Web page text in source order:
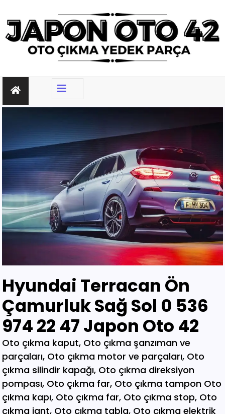
Hyundai Terracan Ön
Çamurluk Sağ Sol 0 536
974 22 47 Japon Oto 42
Oto çıkma kaput, Oto çıkma şanzıman ve parçaları, Oto çıkma motor ve parçaları, Oto çıkma silindir kapağı, Oto çıkma direksiyon pompası, Oto çıkma far, Oto çıkma tampon Oto çıkma kapı, Oto çıkma far, Oto çıkma stop, Oto çıkma jant, Oto çıkma tabla, Oto çıkma elektrik tesisatı, Oto çıkma motor tesisatı, Oto çıkma marş dinamosu, Oto çıkma şarz dinamosu, Oto çıkma bobin, Oto çıkma enjektör, Oto çıkma karbüratör, Oto çıkma şamandıra , Oto çıkma yakıt pompası, Oto çıkma eksoz, Oto çıkma manifold, Oto çıkma katalizör, Oto çıkma beyin, Oto çıkma airbag, Oto çıkma sigorta, Oto çıkma sinyal, Oto hava filitre kazanı, Oto çıkma yağ filtresi, Oto çıkma yakıt filtresi, Oto çıkma debriyaj seti, Oto çıkma fren seti, Oto çıkma kampana, Oto çıkma körük, Oto çıkma fan, Oto çıkma fan davlumbazı, Oto çıkma soğutucu, Oto çıkma radyatör, Oto çıkma klima kompresörü, Oto çıkma bagaj, Oto çıkma su radyatörünü, Oto çıkma klima radyatörü, Oto çıkma interkol radyatörü, Oto çıkma cam, Oto çıkma çamurluk, Oto çıkma davlumbaz, Oto çıkma güneşlik, Oto çıkma kapı kolu, Oto çıkma kapı saçı, Oto çıkma karter, Oto kesme marşpiyel, Oto çıkma panel, Oto çıkma panjur , Oto çıkma sunroof, Oto çıkma arka tampon, Oto çıkma ön tampon, Oto çıkma ayna, Oto çıkma amartisör, Oto çıkma el freni, Oto çıkma el fren tabancası, Oto çıkma direksiyon simidi, Oto çıkma koltuk, Oto çıkma vites topuzu, Oto çıkma göğüs, Oto çıkma torpido, Oto çıkma kilometre saati, Oto çıkma dingil, Oto çıkma blok, Oto çıkma motor bloğu, Oto çıkma krank, Oto çıkma eksantrik mili, Oto çıkma gaz kelebeği, Oto çıkma kompresör, Oto çıkma mafsal, Oto çıkma motor kulağı, Oto çıkma motor, Oto çıkma piston kolu, Oto çıkma segman, Oto çıkma rulman, Oto çıkma turbo, Oto çıkma yağ pompası, Oto çıkma şanzıman dişlisi, Oto çıkma mafsal, Oto çıkma sekromenç, Oto çıkma türbin, Oto çıkma volant, Oto çıkma aks, Oto çıkma akis, Oto çıkma direksiyon kutusu, Oto çıkma direksiyon mili, Oto çıkma helezyon yayı, Oto çıkma körük, Oto çıkma porya, Oto çıkma sis çerçevesi, Oto çıkma kapı menteşesi, Oto çıkma sis farı, Oto çıkma difaransiyel, Oto çıkma traves, Oto çıkma cam motoru, Oto çıkma sinyal, Oto çıkma cam düğmesi, Oto çıkma kapı döşemesi, Oto çıkma cam kirkosu, Oto çıkma kalorifer kutusu, Oto çıkma beşik, Oto çıkma filtre, Oto çıkma konsül, Oto çıkma tampon demiri, Oto çıkma kapı kilidi, Oto çıkma motor takozu, Oto çıkma kampana, Oto çıkma gösterge paneli, Oto çıkma taşıyıcı, Oto kesme tavan, Oto kesme marşpiyel, Oto kesme çamurluk, Oto kesme yarım arka, Oto çıkma hava akış metresi, Oto çıkma vestenhaouse, Oto çıkma vestibhouse, Oto çıkma park sensörü Oto çıkma kapı fitilleri, Oto çıkma cam düğmesi, Oto çıkma motor takozu, Oto çıkma vites topuzu, Oto çıkma far beyni, Oto çıkma motor beyni, Oto çıkma airbag beyni, Oto çıkma abs beyni, Oto çıkma şanzıman beyni, Oto parça, Oto çıkma yedek parça, Oto oto yedek parça, Oto sigorta kutusu, Oto çıkma su bidonu, Oto çıkma teyp, Oto çıkma cd çalar, Oto çıkma rölanti ayarlayıcı, Oto çıkma kolon kilidi, Oto çıkma kapı kilidi, Oto çıkma kapı iç açma kolu, Oto çıkma kapı çıtası, Oto çıkma tavan çıtası, Oto çıkma krank kasnağı, Oto çıkma eksantrik kasnağı, Oto çıkma alt travers, Oto çıkma arka dingil, Oto çıkma fren merkezi, Oto çıkma imop kutus, Oto çıkma sigorta tablası, Oto çıkma klima ekranı, Oto çıkma vakum, Oto çıkma orta havalandırma, Oto çıkma radyo ekranı, Oto çıkma yağ pompası, Oto çıkma şanzıman kulağı, Oto çıkma debriyaj bilyası, Oto çıkma direksiyon spotu, Oto çıkma direksiyon sargısı, Oto çıkma airbag sargısı, Oto çıkma tesisat kablosu, Oto çıkma klima paneli, Oto çıkma ön kapı, Oto çıkma arka kapı, Oto çıkma baskı balata, Oto çıkma volant, Oto çıkma yedek parça, Oto çıkma parça, Oto oto yedek parça, Oto parça, Çıkma parça, Oto çıkma parçaları, Çıkma parçaları, Oto yedek parça, Oto çıkma şanzıman, Oto çıkma hoparlör, Oto çıkma fren vakum, Oto çıkma map sensösrü, Oto çıkma cam silgi motoru, Oto çıkma cam silgi kolu, Oto çıkma flaşö, Oto çıkma vites levyesi, Oto çıkma turbo basınç Oto çıkma vestinghouse, Oto çıkma gaz pedalı, Oto çıkma su bidonu, Oto çıkma ganister, Oto çıkma tampon braketi, Oto çıkma çamurluk davlumbazı, Oto çıkma el fren teli, Oto çıkma şarj dinamosu, Oto çıkma biel kolu, Oto çıkma hava akış metresi, Oto çıkma eksoz sondası, Oto çıkma emme manifoldu, Oto çıkma fincan, Oto çıkma itici horozlar, Oto çıkma piyano mili, Oto çıkma vites halatı, Oto çıkma tavan döşemesi, Oto çıkma sanroof düğmesi, Oto çıkma sanroof camı, Oto çıkma tavan anteni, Oto çıkma kapı bantları, Oto çıkma kapı soketi, Oto çıkma kapı tesisatı, Oto çıkma koltuk ayar düğmesi, Oto çıkma kapı rayı, Oto çıkma şanzıman dişlisi, Oto çıkma reyil borusu, Oto çıkma buji kablosu, Oto çıkma yağ çubuğu, Oto çıkma distribitör kapağı, Oto çıkma termostat, Oto çıkma map sensörü, Oto çıkma motor kaputu, Oto çıkma kapı nikelajı, Oto çıkma tampon nikelajı, Oto çıkma fren disk, Oto çıkma debriyaj rulmanı, Oto çıkma karbüratör, Oto çıkma eksoz takozu, Oto çıkma körük, Oto çıkma cam su deposu, Oto çıkma genleşme kavanozu, Oto çıkma süspansiyon, Oto çıkma devirdaim hortumu, Oto çıkma travers, Oto çıkma yedek su deposu, Oto çıkma emme manifolt, Oto çıkma kaset çalar, Oto çıkma kapı bandı, Oto çıkma eksantrik horuzu, Oto çıkma xenon far beyni, Oto çıkma tampon ızgarası, Oto çıkma cd çalar, Oto çıkma yakıt deposu, Oto çıkma tampon kaplaması, Oto çıkma kaput mandalı, Oto çıkma el fren düğmesi, Oto çıkma dikiz aynası, Oto çıkma yarım motor, Oto çıkma turbo borusu, Oto çıkma dış ayna, Oto çıkma iç ayna, Oto çıkma tozluk kapağı, Oto çıkma tampon alt bagaliti, Oto çıkma toz kapağı, Oto çıkma parça ankara, Oto çıkma parça İstanbul, Oto çıkma parça adana, Oto çıkma parça elağzı, Oto çıkma parça izmir, Oto çıkma parça bursa, Oto çıkma parça Eskişehir, Oto çıkma parça kayseri, Oto çıkma parça Diyarbakır, Oto çıkma parça Şanlıurfa, Oto çıkma parça,Gaziantep Oto çıkma parça ağrı, Oto çıkma parça konya, Oto çıkma parça Yozgat, Oto çıkma parça Nevşehir, Oto çıkma parça Niğde, Oto çıkma parça Antaly, Oto çıkma parça malatya, Oto çıkma parça mardin, Oto çıkma parça van, Oto çıkma parça hakkari, Oto çıkma parça,Erzurum Oto çıkma parça sivas, Oto çıkma parça Trabzon, Oto çıkma parça çorum, Oto çıkma parça samsun, Oto çıkma parça bolu, Oto çıkma parça afyon, Oto parça, Oto yedek parça, Oto oto yedek parça, Oto parçaları, Oto çıkmacı,yıldız sanayi sitesi ostim,otomobil yedek parça, çıkma parça oto yedek parça, Oto çıkma parça Oto parça, Oto çıkma parça , çıkma Oto parça,Adana Oto Çıkma Parça , Adıyaman Oto Çıkma Parça Afyon Oto Çıkma Parça Ağrı Oto Çıkma Parça Aksaray Oto Çıkma Parça Amasya Oto Çıkma Parça Ankara Oto Çıkma Parça Antalya Oto Çıkma Parça Ardahan Oto Çıkma Parça Artvin Oto Çıkma Parça Aydın Oto Çıkma Parça Balıkesir Oto Çıkma Parça Bartın Oto Çıkma Parça Batman Oto Çıkma Parça Bayburt Oto Çıkma Parça Bilecik Oto Çıkma Parça Bingöl Oto Çıkma Parça Bitlis Oto Çıkma Parça Bolu Oto Çıkma Parça Bursa Oto Çıkma Parça Çanakkale Oto Çıkma Parça Çankırı Oto Çıkma Parça Çorum Oto Çıkma Parça Denizli Oto Çıkma Parça Diyarbakır Oto Çıkma Parça Düzce Oto Çıkma Parça Edirne Oto Çıkma Parça Elazığ Oto Çıkma Parça Erzincan Oto Çıkma Parça Erzurum Oto Çıkma Parça Eskişehir Oto Çıkma Parça Gaziantep Oto Çıkma Parça Giresun Oto Çıkma Parça Gümüşhane Oto Çıkma Parça Hakkari Oto Çıkma Parça Hatay Oto Çıkma Parça Iğdır Oto Çıkma Parça Isparta Oto Çıkma Parça İstanbul Oto Çıkma Parça İzmir Oto Çıkma Parça Kahramanmaraş Oto Çıkma Karabük Oto Çıkma Parça Karaman Oto Çıkma Parça Kars Oto Çıkma Parça Kastamonu Oto Çıkma Parça Kayseri Oto Çıkma Parça Kilis Oto Çıkma Parça Kırıkkale Oto Çıkma Parça Kırklareli Oto Çıkma Parça Kırşehir Oto Çıkma Parça Kocaeli Oto Çıkma Parça Konya Oto Çıkma Parça Kütahya Oto Çıkma Parça Malatya Oto Çıkma Parça Manisa Yedek Parça Mardin Oto Çıkma Parça Mersin Oto Çıkma Parça Muğla Oto Çıkma Parça Nevşehir Oto Çıkma Parça Niğde Oto Çıkma Parça Ordu Oto Çıkma Parça Osmaniye Oto Çıkma Parça Rize Oto Çıkma Parça Sakarya Oto Çıkma Parça Samsun Oto Çıkma Parça Şanlıurfa Oto Çıkma Parça Siirt Oto Çıkma Parça Sinop Oto Çıkma Parça Şırnak Oto Çıkma Parça Sivas Oto Çıkma Parça Oto Çıkma Parça Tekirdağ Oto Çıkma Parça Tokat Oto Çıkma Parça Trabzon Oto Çıkma Parça Tunceli Oto Çıkma Parça Uşak Oto Çıkma Parça Van Oto Çıkma Parça Yalova Oto Çıkma Parça Yozgat Oto Çıkma Parça Zonguldak Oto Çıkma Parça Online Oto Çıkma Parça Düzce Oto Çıkma Parça Osmaniye Oto Çıkma Parça Kilis Oto Çıkma Parça Karabük Oto Çıkma Parça Yalova Oto Çıkma Parça Iğdır Oto Çıkma Parça Ardahan Oto Çıkma Parça Bartın Oto Çıkma Parça Şırnak Oto Çıkma Parça Adana Oto Çıkma yedek Parça Adıyaman Oto Çıkma yedek Afyon Oto Çıkma yedek Parça Ağrı Oto Çıkma yedek Parça Aksaray Oto Çıkma yedek Parça Amasya Oto Çıkma yedek Parça Ankara Oto Çıkma yedek Parça Antalya Oto Çıkma yedek Parça Ardahan Oto Çıkma yedek Parça Artvin Oto Çıkma yedek Parça Aydın Oto Çıkma yedek Parça Balıkesir Oto Çıkma yedek Parça Bartın Oto Çıkma yedek Parça Batman Oto Çıkma yedek Parça Bayburt Oto Çıkma yedek Parça Bilecik Oto Çıkma yedek Parça Bingöl Oto Çıkma yedek Parça Bitlis Oto Çıkma yedek Parça Bolu Oto Çıkma yedek Parça Bursa Oto Çıkma yedek Parça Çanakkale Oto Çıkma yedek Çankırı Oto Çıkma yedek Parça Çorum Oto Çıkma yedek Parça Denizli Oto Çıkma yedek Parça Diyarbakır Oto Çıkma yedek Düzce Oto Çıkma yedek Parça Edirne Oto Çıkma yedek Parça Elazığ Oto Çıkma yedek Parça Erzincan Oto Çıkma yedek Parça Erzurum Oto Çıkma yedek Parça Eskişehir Oto Çıkma yedek Parça Gaziantep Oto Çıkma yedek Giresun Oto Çıkma yedek Parça Gümüşhane Oto Çıkma yedek Hakkari Oto Çıkma yedek Parça Hatay Oto Çıkma yedek Parça Iğdır Oto Çıkma yedek Parça Isparta Oto Çıkma yedek Parça İstanbul Oto Çıkma yedek Parça İzmir Oto Çıkma yedek Parça Kahramanmaraş Oto Çıkma Karabük Oto Çıkma yedek Parça Karaman Oto Çıkma yedek Parça Kars Oto Çıkma yedek Parça Kastamonu Oto Çıkma yedek Kayseri Oto Çıkma yedek Parça Kilis Oto Çıkma yedek Parça Oto Çıkma Şarj Dinamosu, Oto Çıkma Taban Döşemeleri, Tekirdağ O